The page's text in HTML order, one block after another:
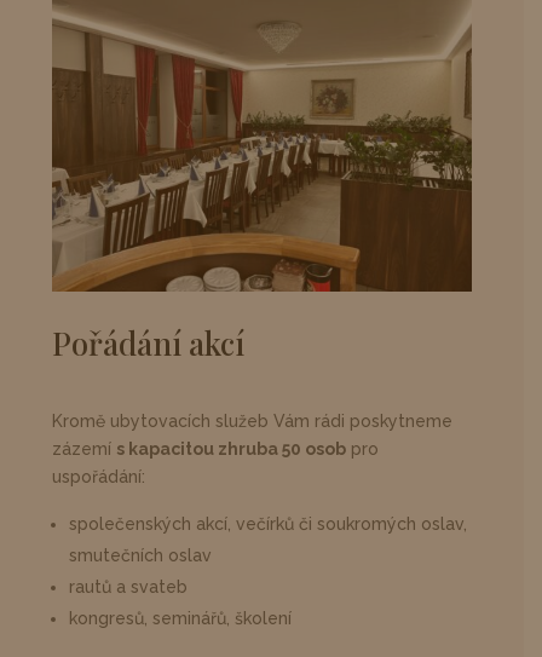
Pořádání akcí
Kromě ubytovacích služeb Vám rádi poskytneme
zázemí s kapacitou zhruba 50 osob pro
uspořádání:
společenských akcí, večírků či soukromých oslav,
smutečních oslav
rautů a svateb
kongresů, seminářů, školení